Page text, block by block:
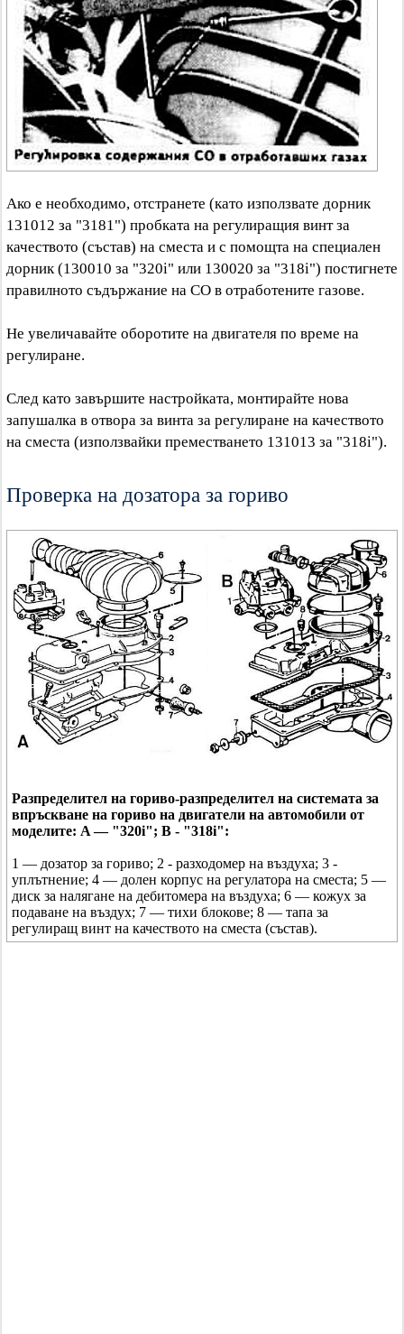
Ако е необходимо, отстранете (като използвате дорник
131012 за "3181") пробката на регулиращия винт за
качеството (състав) на сместа и с помощта на специален
дорник (130010 за "320i" или 130020 за "318i") постигнете
правилното съдържание на CO в отработените газове.
Не увеличавайте оборотите на двигателя по време на
регулиране.
След като завършите настройката, монтирайте нова
запушалка в отвора за винта за регулиране на качеството
на сместа (използвайки преместването 131013 за "318i").
Проверка на дозатора за гориво
Разпределител на гориво-разпределител на системата за
впръскване на гориво на двигатели на автомобили от
моделите: A — "320i"; B - "318i":
1 — дозатор за гориво; 2 - разходомер на въздуха; 3 -
уплътнение; 4 — долен корпус на регулатора на сместа; 5 —
диск за налягане на дебитомера на въздуха; 6 — кожух за
подаване на въздух; 7 — тихи блокове; 8 — тапа за
регулиращ винт на качеството на сместа (състав).